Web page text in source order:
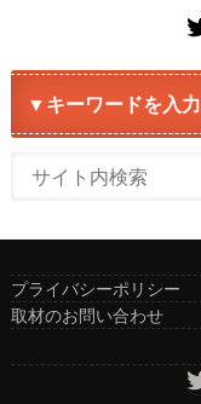
▼キーワードを入
プライバシーポリシー
取材のお問い合わせ